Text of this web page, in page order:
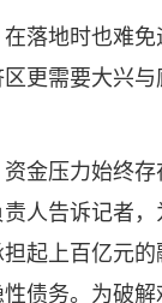
地时也难免
更需要大兴
压力始终存
责人告诉记者
起上百亿元
债务。为破